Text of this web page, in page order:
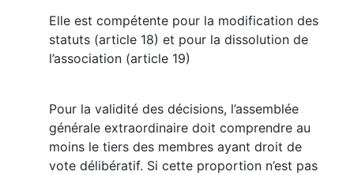
Elle est compétente pour la modification des
statuts (article 18) et pour la dissolution de
l’association (article 19)
Pour la validité des décisions, l’assemblée
générale extraordinaire doit comprendre au
moins le tiers des membres ayant droit de
vote délibératif. Si cette proportion n’est pas